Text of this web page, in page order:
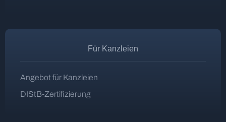
Für Kanzleien
Angebot für Kanzleien
DIStB-Zertifizierung